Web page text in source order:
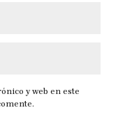
y web en este